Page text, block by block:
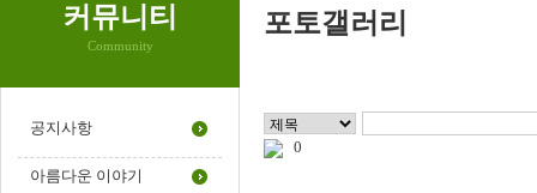
커뮤니티
Community
공지사항
아름다운 이야기
포토갤러리
0